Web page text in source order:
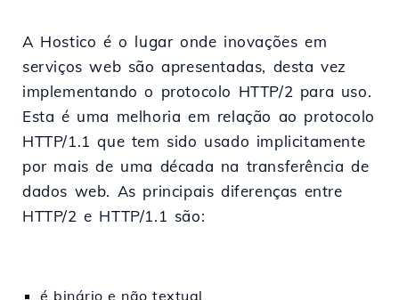
A Hostico é o lugar onde inovações em
serviços web são apresentadas, desta vez
implementando o protocolo HTTP/2 para uso.
Esta é uma melhoria em relação ao protocolo
HTTP/1.1 que tem sido usado implicitamente
por mais de uma década na transferência de
dados web. As principais diferenças entre
HTTP/2 e HTTP/1.1 são:
é binário e não textual